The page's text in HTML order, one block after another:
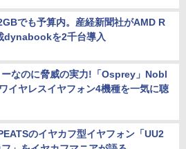
でも予算内。産経新聞社がAMD R
dynabookを2千台導入
ーなのに脅威の実力!「Osprey」Nobl
イヤレスイヤフォン4機種を一気に聴
のイヤカフ型イヤフォン「UU2